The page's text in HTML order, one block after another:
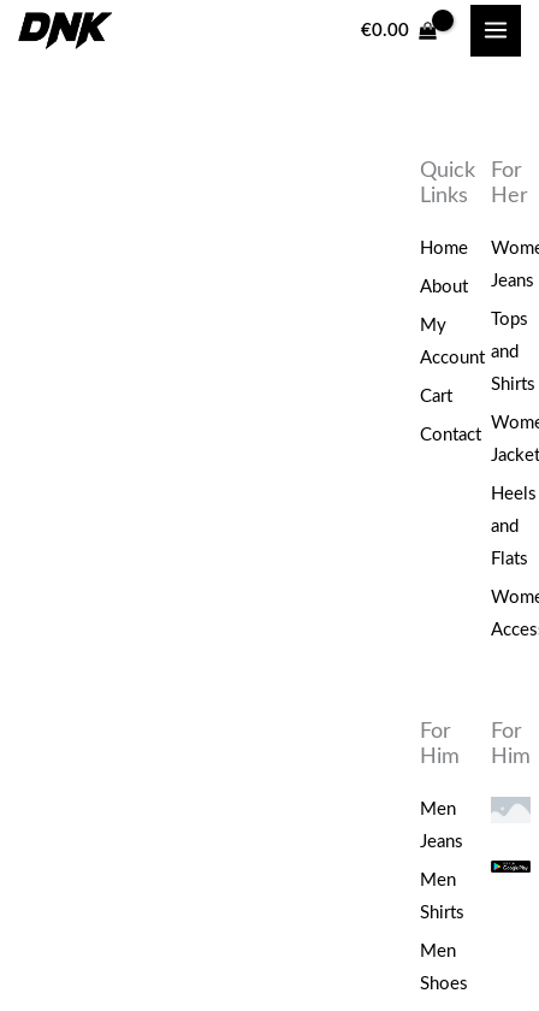
€0.00
Dreamstar
Top
Quick
Links
Home
About
My
Account
Cart
Contact
For
Her
Jeans
Tops
and
Shirts
Heels
and
Flats
For
Him
Men
Jeans
Men
Shirts
Men
Shoes
For
Him